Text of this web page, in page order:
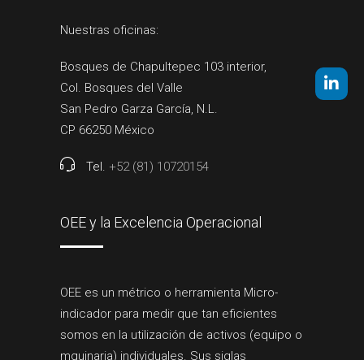
Nuestras oficinas:
Bosques de Chapultepec 103 interior,
Col. Bosques del Valle
San Pedro Garza García, N.L.
CP 66250 México
Tel. +52 (81) 10720154
OEE y la Excelencia Operacional
OEE es un métrico o herramienta Micro-
indicador para medir que tan eficientes
somos en la utilización de activos (equipo o
mquinaria) individuales. Sus siglas